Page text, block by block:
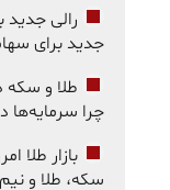
رالی جدید
جدید برای
طلا و سکه در
چرا سرمایه‌ها
بازار طلا
سکه، طلا و نیم‌سکه